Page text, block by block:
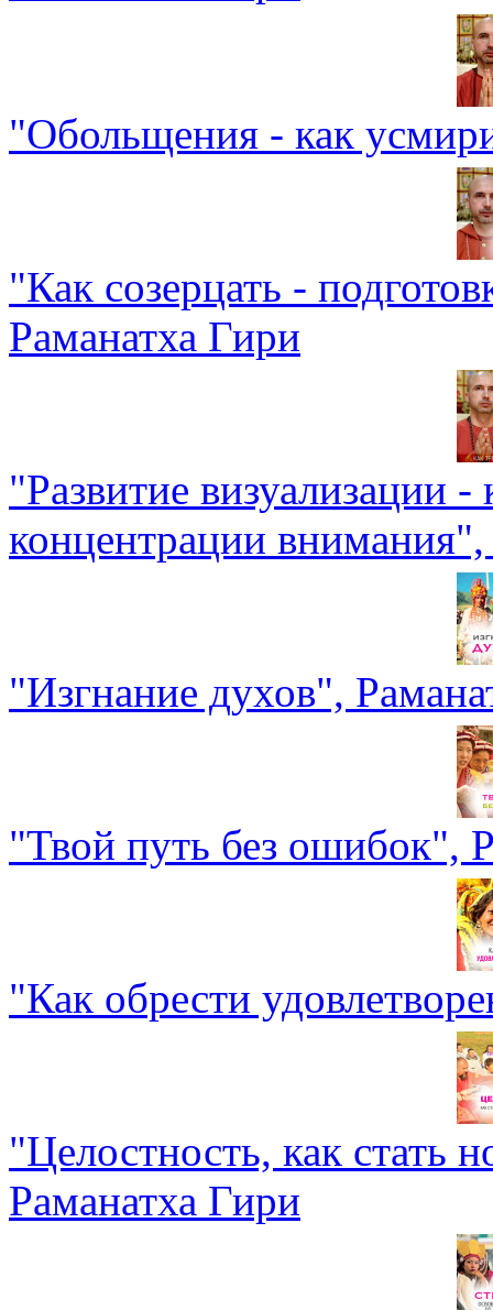
"Обольщения - как
"Как созерцать -
Раманатха Гири
"Развитие визуализации -
концентрации
"Изгнание духов",
"Твой путь без ошибок",
"Как обрести
"Целостность, как стать
Раманатха Гири